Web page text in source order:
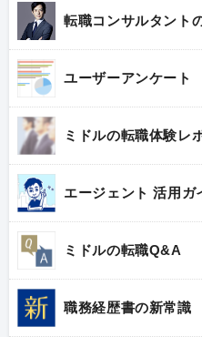
転職コンサルタント
ユーザーアンケート
ミドルの転職体験レ
エージェント 活用ガ
ミドルの転職Q&A
職務経歴書の新常識